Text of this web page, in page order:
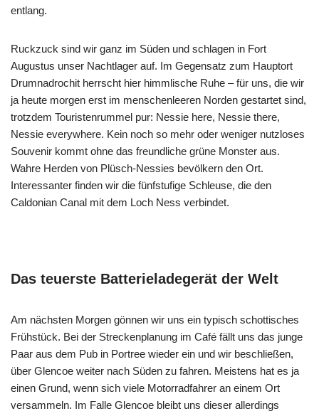
entlang.
Ruckzuck sind wir ganz im Süden und schlagen in Fort
Augustus unser Nachtlager auf. Im Gegensatz zum Hauptort
Drumnadrochit herrscht hier himmlische Ruhe – für uns, die wir
ja heute morgen erst im menschenleeren Norden gestartet sind,
trotzdem Touristenrummel pur: Nessie here, Nessie there,
Nessie everywhere. Kein noch so mehr oder weniger nutzloses
Souvenir kommt ohne das freundliche grüne Monster aus.
Wahre Herden von Plüsch-Nessies bevölkern den Ort.
Interessanter finden wir die fünfstufige Schleuse, die den
Caldonian Canal mit dem Loch Ness verbindet.
Das teuerste Batterieladegerät der Welt
Am nächsten Morgen gönnen wir uns ein typisch schottisches
Frühstück. Bei der Streckenplanung im Café fällt uns das junge
Paar aus dem Pub in Portree wieder ein und wir beschließen,
über Glencoe weiter nach Süden zu fahren. Meistens hat es ja
einen Grund, wenn sich viele Motorradfahrer an einem Ort
versammeln. Im Falle Glencoe bleibt uns dieser allerdings